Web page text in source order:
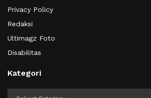
Privacy Policy
Redaksi
Ultimagz Foto
Disabilitas
Kategori